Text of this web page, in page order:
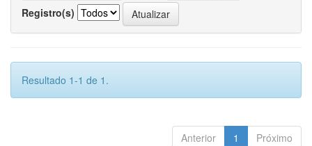
Registro(s)
Resultado 1-1 de 1.
Anterior 1 Próximo